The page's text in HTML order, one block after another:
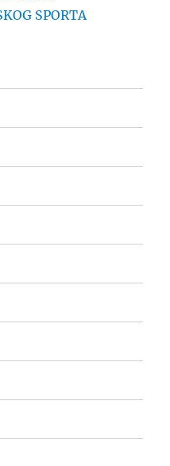
SPORTA